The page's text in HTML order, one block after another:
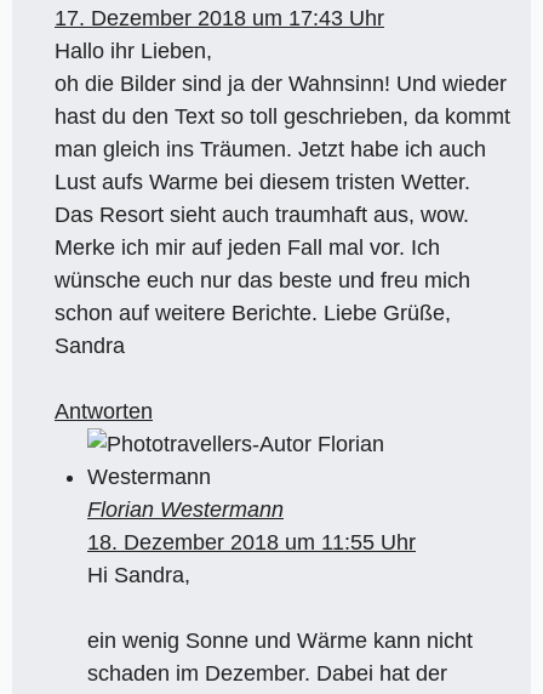
17. Dezember 2018 um 17:43 Uhr
Hallo ihr Lieben,
oh die Bilder sind ja der Wahnsinn! Und wieder
hast du den Text so toll geschrieben, da kommt
man gleich ins Träumen. Jetzt habe ich auch
Lust aufs Warme bei diesem tristen Wetter.
Das Resort sieht auch traumhaft aus, wow.
Merke ich mir auf jeden Fall mal vor. Ich
wünsche euch nur das beste und freu mich
schon auf weitere Berichte. Liebe Grüße,
Sandra
Antworten
Florian Westermann
18. Dezember 2018 um 11:55 Uhr
Hi Sandra,
ein wenig Sonne und Wärme kann nicht
schaden im Dezember. Dabei hat der